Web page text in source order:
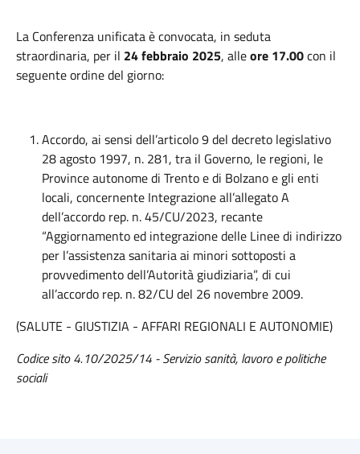
La Conferenza unificata è convocata, in seduta
straordinaria, per il 24 febbraio 2025, alleore 17.00con il
seguente ordine del giorno:
Accordo, ai sensi dell’articolo 9 del decreto legislativo
28 agosto 1997, n. 281, tra il Governo, le regioni, le
Province autonome di Trento e di Bolzano e gli enti
locali, concernente Integrazione all’allegato A
dell’accordo rep. n. 45/CU/2023, recante
“Aggiornamento ed integrazione delle Linee di indirizzo
per l’assistenza sanitaria ai minori sottoposti a
provvedimento dell’Autorità giudiziaria”, di cui
all’accordo rep. n. 82/CU del 26 novembre 2009.
(SALUTE - GIUSTIZIA - AFFARI REGIONALI E AUTONOMIE)
Codice sito 4.10/2025/14 - Servizio sanità, lavoro e politiche
sociali